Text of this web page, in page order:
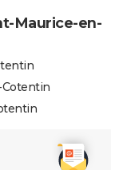
Maurice-en-
Cotentin